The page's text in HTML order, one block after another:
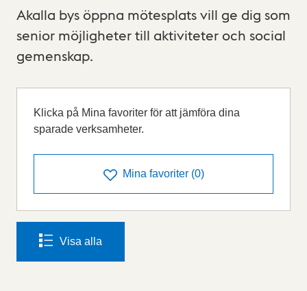
Akalla bys öppna mötesplats vill ge dig som
senior möjligheter till aktiviteter och social
gemenskap.
Klicka på Mina favoriter för att jämföra dina
sparade verksamheter.
Mina favoriter(0)
Visa alla